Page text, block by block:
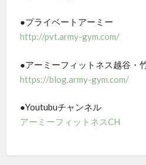
●プライベートアーミー
http://pvt.army-gym.com/
●アーミーフィットネス越谷・
https://blog.army-gym.com/
●Youtubuチャンネル
アーミーフィットネスCH